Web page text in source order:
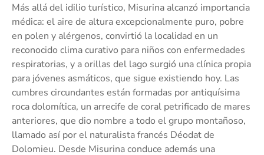
Más allá del idilio turístico, Misurina alcanzó importancia
médica: el aire de altura excepcionalmente puro, pobre
en polen y alérgenos, convirtió la localidad en un
reconocido clima curativo para niños con enfermedades
respiratorias, y a orillas del lago surgió una clínica propia
para jóvenes asmáticos, que sigue existiendo hoy. Las
cumbres circundantes están formadas por antiquísima
roca dolomítica, un arrecife de coral petrificado de mares
anteriores, que dio nombre a todo el grupo montañoso,
llamado así por el naturalista francés Déodat de
Dolomieu. Desde Misurina conduce además una